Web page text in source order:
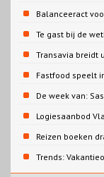
Balanceeract
Te gast bij de
Gemeente
Transavia breidt
naar Porto
Fastfood speelt
De week van:
Logiesaanbod
slaapplaatsen
Reizen boeken
contentbron
Trends: